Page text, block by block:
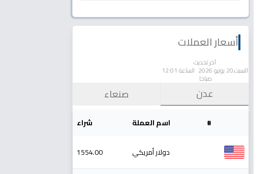
أسعار العملات
آخر تحديث
السبت,20 يونيو 2026 الساعة 12:01
صباحا
عدن صنعاء
# اسم العملة شراء
دولار أمريكي 1554.00